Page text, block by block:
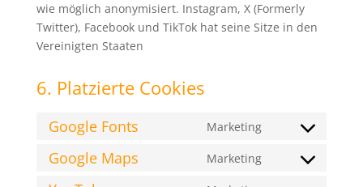
wie möglich anonymisiert. Instagram, X (Formerly
Twitter), Facebook und TikTok hat seine Sitze in den
Vereinigten Staaten
6. Platzierte Cookies
Google Fonts Marketing
Consent
Google Maps Marketing
Consent